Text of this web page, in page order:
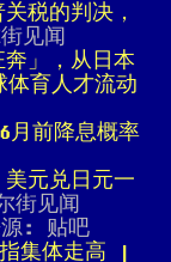
税的判决，
见闻
」，从日本
育人才流动
月前降息概率
元兑日元一
见闻
: 贴吧
集体走高 |